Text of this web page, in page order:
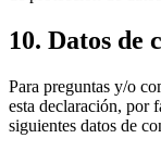
10. Datos de
Para preguntas y/o
esta declaración, por
siguientes datos de